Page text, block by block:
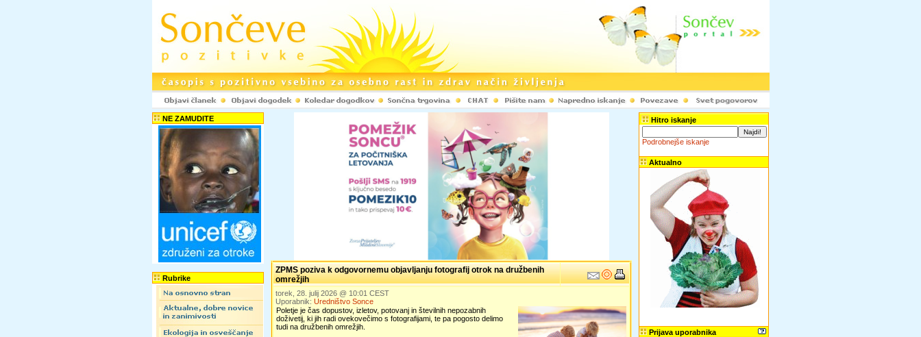
NE ZAMUDITE
Rubrike
ZPMS poziva k odgovornemu objavljanju fotografij otrok na družbenih
omrežjih
torek, 28. julij 2026 @ 10:01 CEST
Uporabnik: Uredništvo Sonce
Poletje je čas dopustov, izletov, potovanj in številnih nepozabnih
doživetij, ki jih radi ovekovečimo s fotografijami, te pa pogosto delimo
tudi na družbenih omrežjih.
Hitro iskanje
Podrobnejše iskanje
Aktualno
Prijava uporabnika